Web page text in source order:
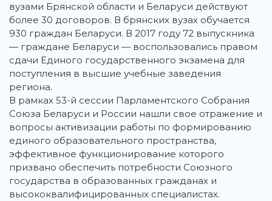
вузами Брянской области и Беларуси действуют
более 30 договоров. В брянских вузах обучается
930 граждан Беларуси. В 2017 году 72 выпускника
— граждане Беларуси — воспользовались правом
сдачи Единого государственного экзамена для
поступления в высшие учебные заведения
региона.
В рамках 53-й сессии Парламентского Собрания
Союза Беларуси и России нашли свое отражение и
вопросы активизации работы по формированию
единого образовательного пространства,
эффективное функционирование которого
призвано обеспечить потребности Союзного
государства в образованных гражданах и
высококвалифицированных специалистах.